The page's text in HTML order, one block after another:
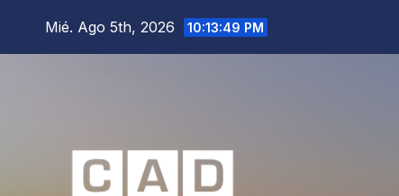
Mié. Ago 5th, 2026 10:13:50 PM